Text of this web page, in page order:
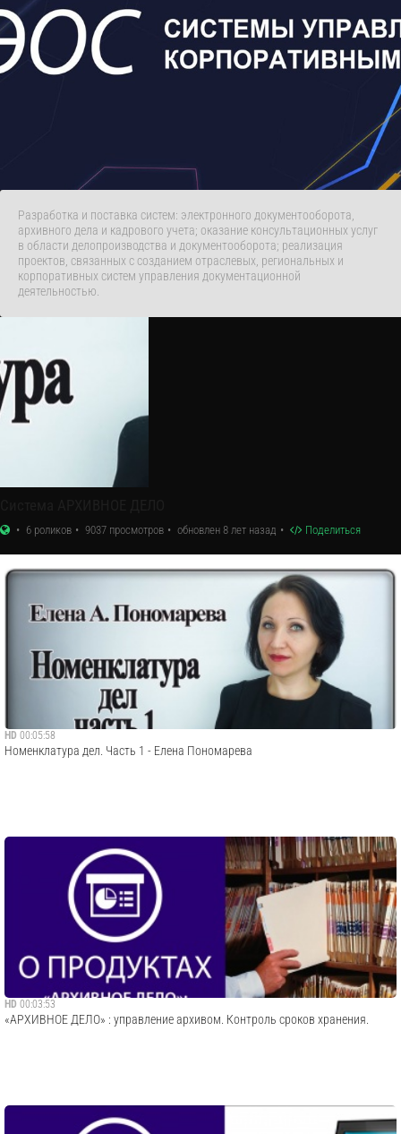
Разработка и поставка систем: электронного документооборота,
архивного дела и кадрового учета; оказание консультационных услуг
в области делопроизводства и документооборота; реализация
проектов, связанных с созданием отраслевых, региональных и
корпоративных систем управления документационной
деятельностью.
6 роликов 9037 просмотров обновлен 8 лет назад Поделиться
HD 00:05:58
Номенклатура дел. Часть 1 - Елена Пономарева
HD 00:03:53
«АРХИВНОЕ ДЕЛО» : управление архивом. Контроль сроков хранения.